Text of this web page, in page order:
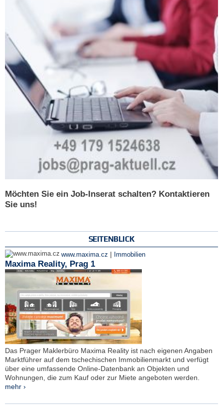
Möchten Sie ein Job-Inserat schalten? Kontaktieren
Sie uns!
SEITENBLICK
www.maxima.cz | Immobilien
Maxima Reality, Prag 1
Das Prager Maklerbüro Maxima Reality ist nach eigenen Angaben
Marktführer auf dem tschechischen Immobilienmarkt und verfügt
über eine umfassende Online-Datenbank an Objekten und
Wohnungen, die zum Kauf oder zur Miete angeboten werden.
mehr ›